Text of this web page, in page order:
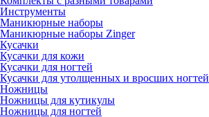
Инструменты
Маникюрные наборы
Маникюрные наборы Zinger
Кусачки
Кусачки для кожи
Кусачки для ногтей
Кусачки для утолщенных и вросших ногтей
Ножницы
Ножницы для кутикулы
Ножницы для ногтей